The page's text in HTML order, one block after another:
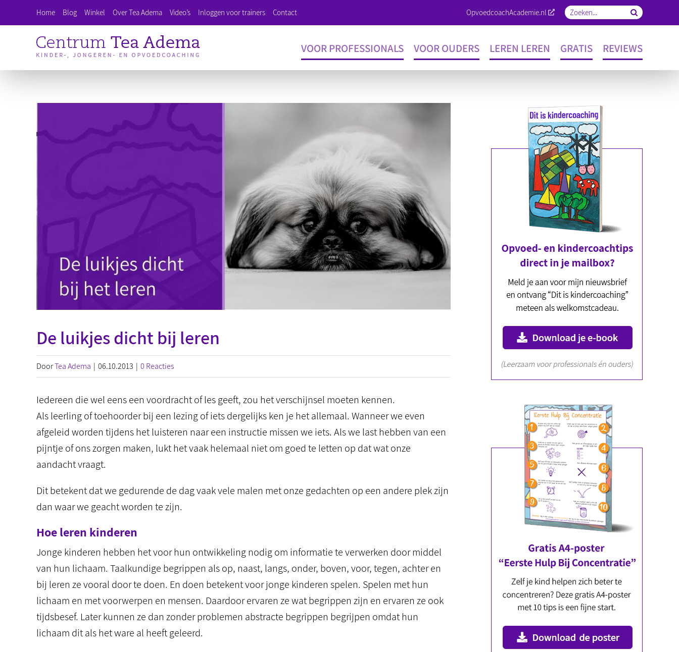
naar
Home Blog Winkel Over Tea Adema Video’s Inloggen voor trainers Contact OpvoedcoachAcademie.nl Zoeken
VOOR PROFESSIONALS VOOR OUDERS LEREN LEREN GRATIS REVIEWS
De luikjes dicht bij leren
DoorTea Adema | 06.10.2013 | 0 Reacties
Iedereen die wel eens een voordracht of les geeft, zou het verschijnsel moeten kennen.
Als leerling of toehoorder bij een lezing of iets dergelijks ken je het allemaal. Wanneer we even
afgeleid worden tijdens het luisteren naar een instructie missen we iets. Als we last hebben van een
pijntje of ons zorgen maken, lukt het vaak helemaal niet om goed te letten op dat wat onze
aandacht vraagt.
Dit betekent dat we gedurende de dag vaak vele malen met onze gedachten op een andere plek zijn
dan waar we geacht worden te zijn.
Hoe leren kinderen
Jonge kinderen hebben het voor hun ontwikkeling nodig om informatie te verwerken door middel
van hun lichaam. Taalkundige begrippen als op, naast, langs, onder, boven, voor, tegen, achter en
bij leren ze vooral door te doen. En doen betekent voor jonge kinderen spelen. Spelen met hun
lichaam en met voorwerpen en mensen. Daardoor ervaren ze wat begrippen zijn en ervaren ze ook
tijdsbesef. Later kunnen ze dan zonder problemen abstracte begrippen begrijpen omdat hun
lichaam dit als het ware al heeft geleerd.